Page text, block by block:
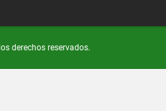
derechos reservados.